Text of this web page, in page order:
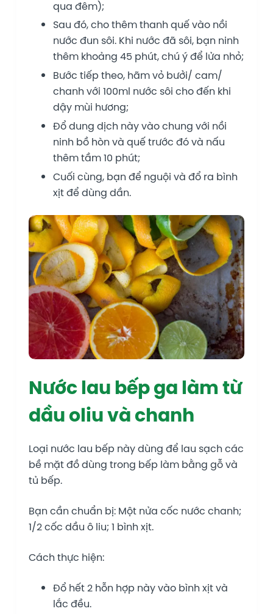
qua đêm);
Sau đó, cho thêm thanh quế vào nồi
nước đun sôi. Khi nước đã sôi, bạn ninh
thêm khoảng 45 phút, chú ý để lửa nhỏ;
Bước tiếp theo, hãm vỏ bưởi/ cam/
chanh với 100ml nước sôi cho đến khi
dậy mùi hương;
Đổ dung dịch này vào chung với nồi
ninh bồ hòn và quế trước đó và nấu
thêm tầm 10 phút;
Cuối cùng, bạn để nguội và đổ ra bình
xịt để dùng dần.
Nước lau bếp ga làm từ
dầu oliu và chanh
Loại nước lau bếp này dùng để lau sạch các
bề mặt đồ dùng trong bếp làm bằng gỗ và
tủ bếp.
Bạn cần chuẩn bị: Một nửa cốc nước chanh;
1/2 cốc dầu ô liu; 1 bình xịt.
Cách thực hiện:
Đổ hết 2 hỗn hợp này vào bình xịt và
lắc đều.